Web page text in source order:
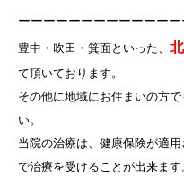
ーーーーーーーーーーーー
豊中・吹田・箕面といった、
て頂いております。
その他に地域にお住まいの方
い。
当院の治療は、健康保険が適
で治療を受けることが出来ます